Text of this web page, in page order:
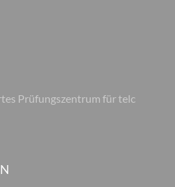
Prüfungszentrum für telc